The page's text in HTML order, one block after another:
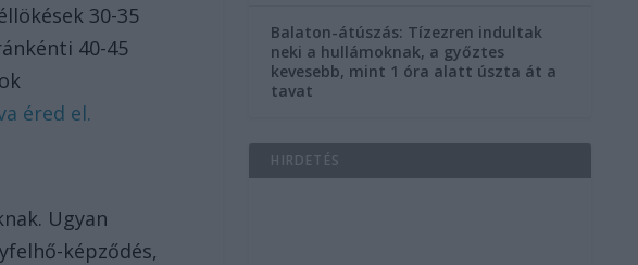
30-35
40-45
éred el.
Ugyan
képződés,
Balaton-átúszás: Tízezren indultak
neki a hullámoknak, a győztes
kevesebb, mint 1 óra alatt úszta át a
tavat
HIRDETÉS